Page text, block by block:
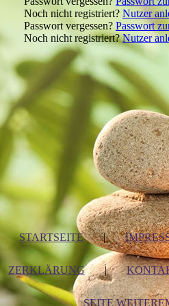
Noch nicht registriert? Nutzer
Passwort vergessen? Passwort
Noch nicht registriert?Nutzer
STARTSEITE |
ZERKLÄRUNG |
SEITE